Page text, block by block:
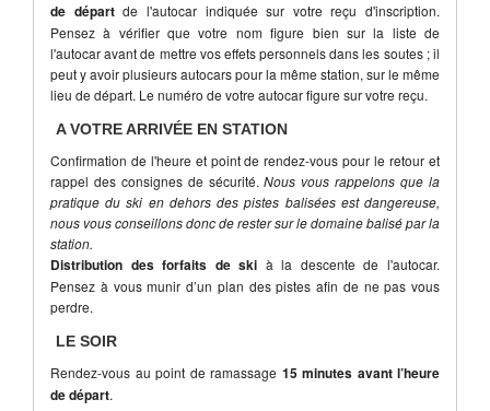
de départde l'autocar indiquée sur votre reçu d'inscription.
Pensez à vérifier que votre nom figure bien sur la liste de
l'autocar avant de mettre vos effets personnels dans les soutes ; il
peut y avoir plusieurs autocars pour la même station, sur le même
lieu de départ. Le numéro de votre autocar figure sur votre reçu.
A VOTRE ARRIVÉE EN STATION
Confirmation de l'heure et point de rendez-vous pour le retour et
rappel des consignes de sécurité.Nous vous rappelons que la
pratique du ski en dehors des pistes balisées est dangereuse,
nous vous conseillons donc de rester sur le domaine balisé par la
station.
Distribution des forfaits de ski à la descente de l'autocar.
Pensez à vous munir d’un plan des pistes afin de ne pas vous
perdre.
LE SOIR
Rendez-vous au point de ramassage 15 minutes avant l’heure
de départ.